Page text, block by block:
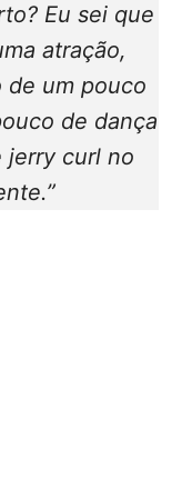
Eu sei que
atração,
de um pouco
de dança
jerry curl no